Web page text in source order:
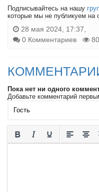
Подписывайтесь на нашу
которые мы не публикуем на
28 мая 2024, 17:37,
0 Комментариев
Пока нет ни одного
Добавьте комментарий